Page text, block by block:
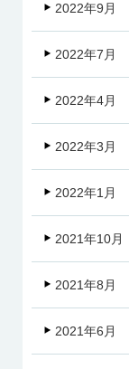
2022年9月
2022年7月
2022年4月
2022年3月
2022年1月
2021年10月
2021年8月
2021年6月